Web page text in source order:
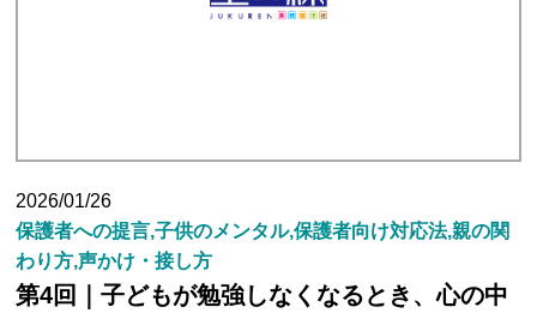
2026/01/26
保護者への提言,子供のメンタル,保護者向け対応法,親の関
わり方,声かけ・接し方
第4回｜子どもが勉強しなくなるとき、心の中